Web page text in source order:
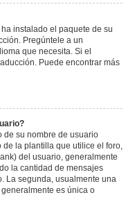
instalado el paquete de su
Pregúntele a un
que necesita. Si el
Puede encontrar más
de su nombre de usuario
la plantilla que utilice el foro,
del usuario, generalmente
la cantidad de mensajes
La segunda, usualmente una
es única o